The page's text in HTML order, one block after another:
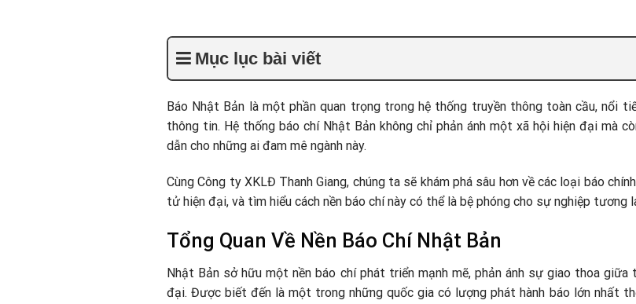
Mục lục bài viết
Báo Nhật Bản là một phần quan trọng trong hệ thống truyền thông toàn cầu, nổi
thông tin. Hệ thống báo chí Nhật Bản không chỉ phản ánh một xã hội hiện đại mà
dẫn cho những ai đam mê ngành này.
Cùng Công ty XKLĐ Thanh Giang, chúng ta sẽ khám phá sâu hơn về các loại báo
tử hiện đại, và tìm hiểu cách nền báo chí này có thể là bệ phóng cho sự nghiệp tương
Tổng Quan Về Nền Báo Chí Nhật Bản
Nhật Bản sở hữu một nền báo chí phát triển mạnh mẽ, phản ánh sự giao thoa
đại. Được biết đến là một trong những quốc gia có lượng phát hành báo lớn nhất